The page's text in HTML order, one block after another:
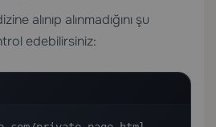
alınıp alınmadığını şu
edebilirsiniz: